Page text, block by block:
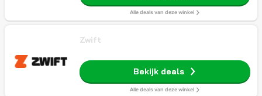
Alle deals van deze winkel
Zwift
Bekijk deals
Alle deals van deze winkel